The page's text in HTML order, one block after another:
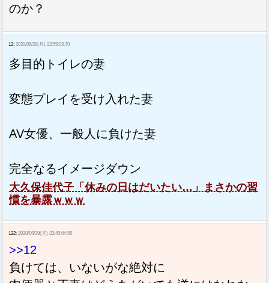
のか？
12: 2020/06/29(月) 22:55:03.70
多目的トイレの妻
変態プレイを受け入れた妻
AV女優、一般人に負けた妻
完全なるイメージダウン
大久保佳代子「休みの日はだいたい…」まさかの習
慣を暴露ｗｗｗ
122: 2020/06/29(月) 23:45:04.56
>>12
負けては、いないがな絶対に